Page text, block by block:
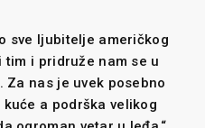
sve ljubitelje američkog
i pridruže nam se u
Za nas je uvek posebno
a podrška velikog